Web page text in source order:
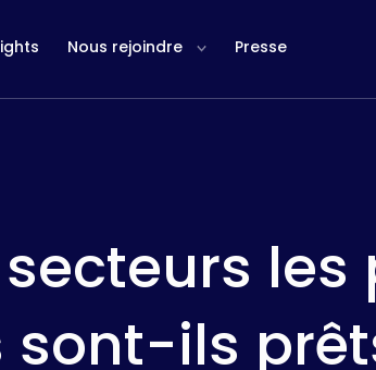
Nous rejoindre Presse
les
sont-ils